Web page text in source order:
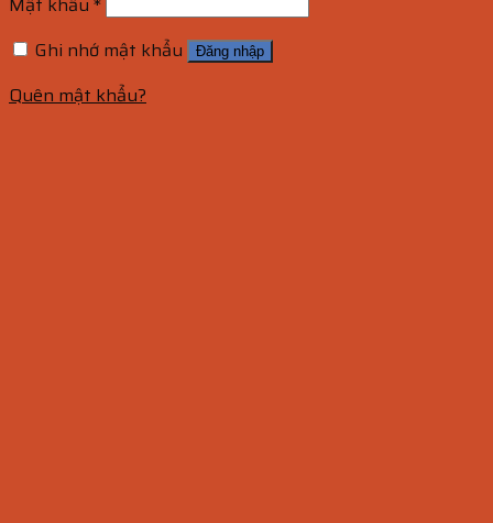
Ghi nhớ mật khẩu
Đăng nhập
Quên mật khẩu?